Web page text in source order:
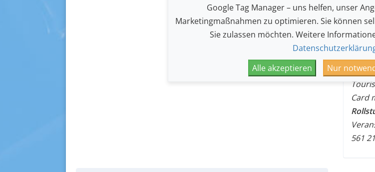
Kids
eines
Card
561
Google Tag Manager – uns helfen, unser
Marketingmaßnahmen zu optimieren. Sie können
Sie zulassen möchten. Weitere
Alle akzeptieren
Nur